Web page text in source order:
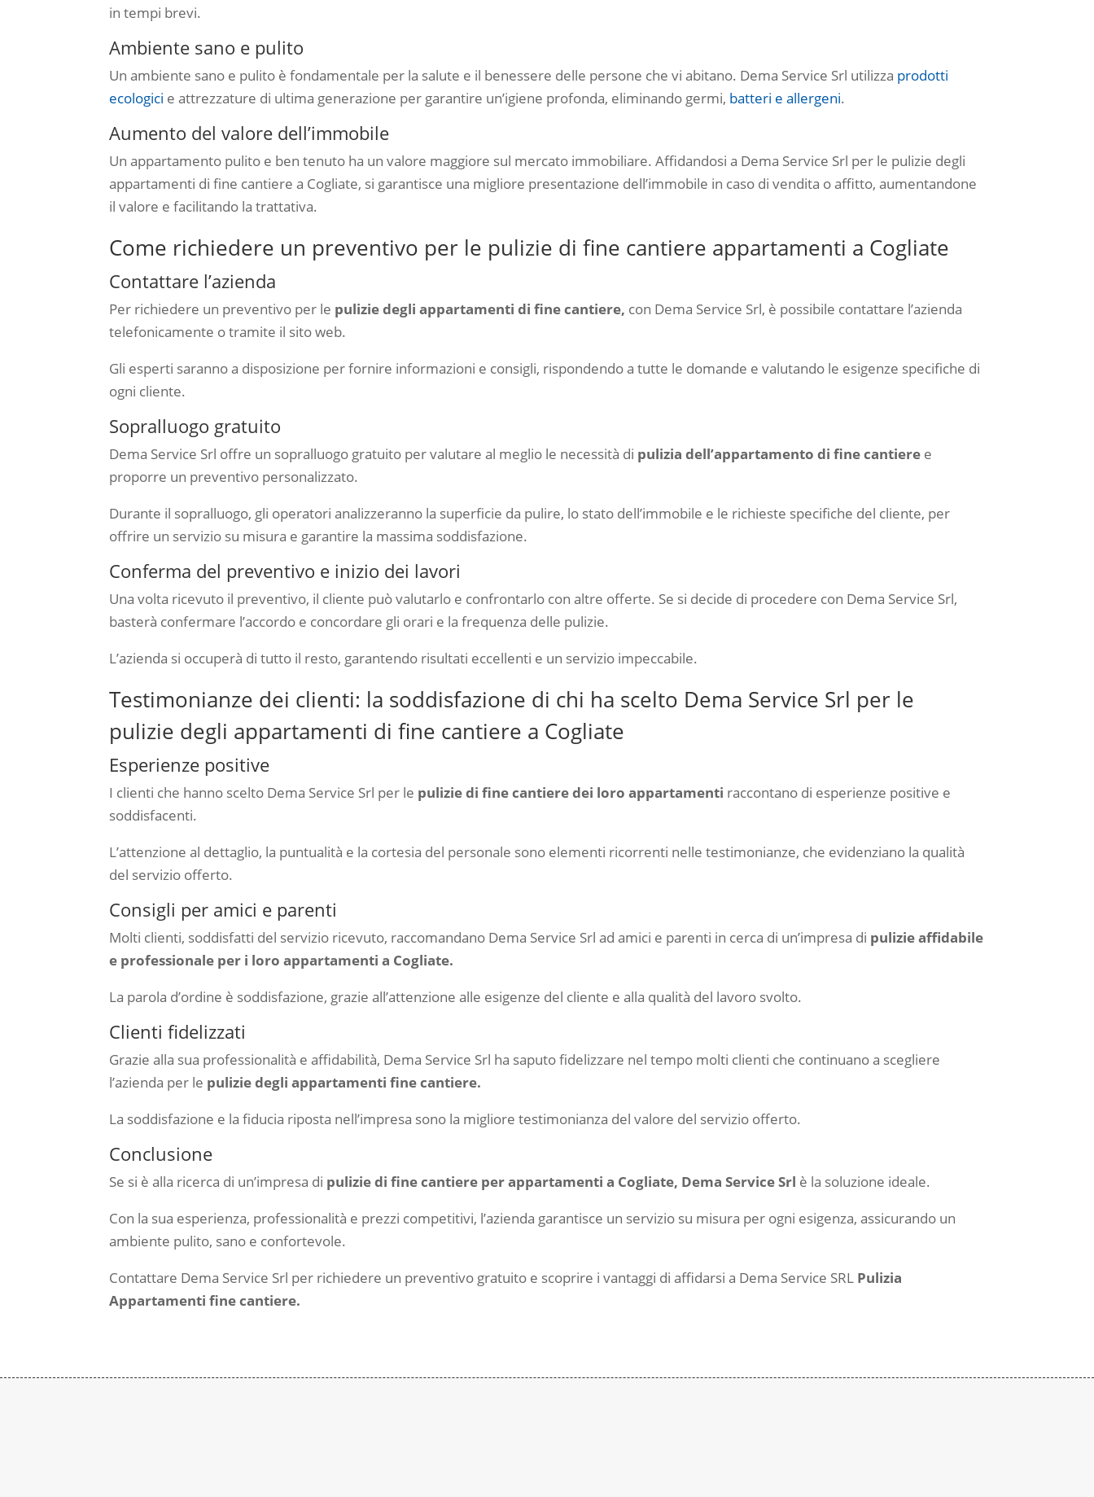
in tempi brevi.
Ambiente sano e pulito
Un ambiente sano e pulito è fondamentale per la salute e il benessere delle persone che vi abitano. Dema Service Srl utilizza prodotti
ecologici e attrezzature di ultima generazione per garantire un’igiene profonda, eliminando germi, batteri e allergeni.
Aumento del valore dell’immobile
Un appartamento pulito e ben tenuto ha un valore maggiore sul mercato immobiliare. Affidandosi a Dema Service Srl per le pulizie degli
appartamenti di fine cantiere a Cogliate, si garantisce una migliore presentazione dell’immobile in caso di vendita o affitto, aumentandone
il valore e facilitando la trattativa.
Come richiedere un preventivo per le pulizie di fine cantiere appartamenti a Cogliate
Contattare l’azienda
Per richiedere un preventivo per le pulizie degli appartamenti di fine cantiere, con Dema Service Srl, è possibile contattare l’azienda
telefonicamente o tramite il sito web.
Gli esperti saranno a disposizione per fornire informazioni e consigli, rispondendo a tutte le domande e valutando le esigenze specifiche di
ogni cliente.
Sopralluogo gratuito
Dema Service Srl offre un sopralluogo gratuito per valutare al meglio le necessità di pulizia dell’appartamento di fine cantiere e
proporre un preventivo personalizzato.
Durante il sopralluogo, gli operatori analizzeranno la superficie da pulire, lo stato dell’immobile e le richieste specifiche del cliente, per
offrire un servizio su misura e garantire la massima soddisfazione.
Conferma del preventivo e inizio dei lavori
Una volta ricevuto il preventivo, il cliente può valutarlo e confrontarlo con altre offerte. Se si decide di procedere con Dema Service Srl,
basterà confermare l’accordo e concordare gli orari e la frequenza delle pulizie.
L’azienda si occuperà di tutto il resto, garantendo risultati eccellenti e un servizio impeccabile.
Testimonianze dei clienti: la soddisfazione di chi ha scelto Dema Service Srl per le
pulizie degli appartamenti di fine cantiere a Cogliate
Esperienze positive
I clienti che hanno scelto Dema Service Srl per le pulizie di fine cantiere dei loro appartamenti raccontano di esperienze positive e
soddisfacenti.
L’attenzione al dettaglio, la puntualità e la cortesia del personale sono elementi ricorrenti nelle testimonianze, che evidenziano la qualità
del servizio offerto.
Consigli per amici e parenti
Molti clienti, soddisfatti del servizio ricevuto, raccomandano Dema Service Srl ad amici e parenti in cerca di un’impresa di pulizie affidabile
e professionale per i loro appartamenti a Cogliate.
La parola d’ordine è soddisfazione, grazie all’attenzione alle esigenze del cliente e alla qualità del lavoro svolto.
Clienti fidelizzati
Grazie alla sua professionalità e affidabilità, Dema Service Srl ha saputo fidelizzare nel tempo molti clienti che continuano a scegliere
l’azienda per le pulizie degli appartamenti fine cantiere.
La soddisfazione e la fiducia riposta nell’impresa sono la migliore testimonianza del valore del servizio offerto.
Conclusione
Se si è alla ricerca di un’impresa di pulizie di fine cantiere per appartamenti a Cogliate, Dema Service Srl è la soluzione ideale.
Con la sua esperienza, professionalità e prezzi competitivi, l’azienda garantisce un servizio su misura per ogni esigenza, assicurando un
ambiente pulito, sano e confortevole.
Contattare Dema Service Srl per richiedere un preventivo gratuito e scoprire i vantaggi di affidarsi a Dema Service SRL Pulizia
Appartamenti fine cantiere.